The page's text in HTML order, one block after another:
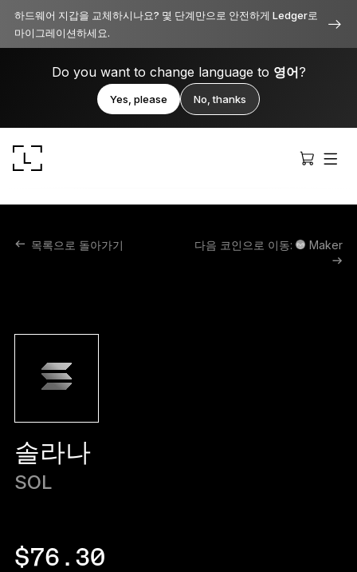
하드웨어 지갑을 교체하시나요? 몇 단계만으로 안전하게 Ledger로
마이그레이션하세요.
Do you want to change language to 영어?
Yes, please No, thanks
나만의 특별함
목록으로 돌아가기 다음 코인으로 이동: Maker
솔라나
SOL
$76.30